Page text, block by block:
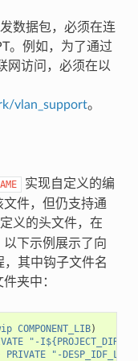
数据包，必须在连
。例如，为了通过
网访问，必须在以
vlan_support。
实现自定义的编
文件，但仍支持通
定义的头文件，在
以下示例展示了向
其中钩子文件名
件夹中：
COMPONENT_LIB)
"-I${PROJECT_DIR}/
PRIVATE "-